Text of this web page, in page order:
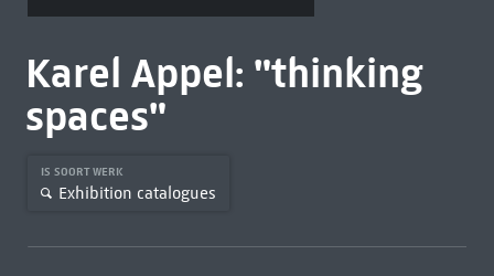
Karel Appel: "thinking
spaces"
IS SOORT WERK
Exhibition catalogues